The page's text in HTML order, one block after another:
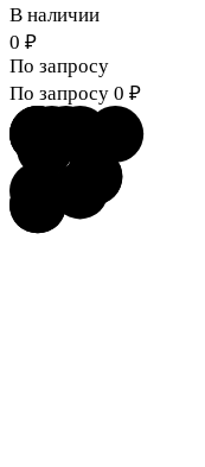
В наличии
0 ₽
По запросу
По запросу 0 ₽